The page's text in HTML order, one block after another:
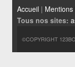
Accueil |
Tous nos sites:
©COPYRIGHT